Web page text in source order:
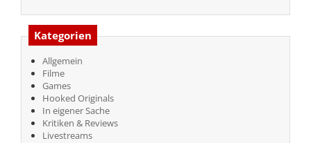
Kategorien
Allgemein
Filme
Games
Hooked Originals
In eigener Sache
Kritiken & Reviews
Livestreams